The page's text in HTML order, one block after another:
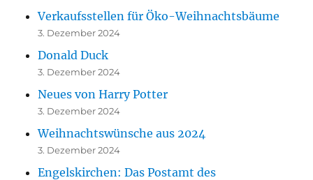
Verkaufsstellen für Öko-Weihnachtsbäume
3. Dezember 2024
Donald Duck
3. Dezember 2024
Neues von Harry Potter
3. Dezember 2024
Weihnachtswünsche aus 2024
3. Dezember 2024
Engelskirchen: Das Postamt des